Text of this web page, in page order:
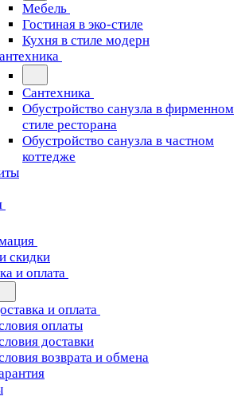
Мебель
Гостиная в эко-стиле
Кухня в стиле модерн
Сантехника
Обустройство санузла в фирменном
стиле ресторана
Обустройство санузла в частном
коттедже
скидки
и оплата
и оплата
оплаты
доставки
возврата и обмена